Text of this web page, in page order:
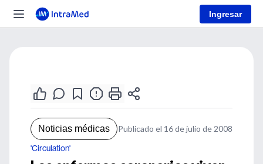
Ingresar
Noticias médicas Publicado el 16 de julio de 2008
'Circulation'